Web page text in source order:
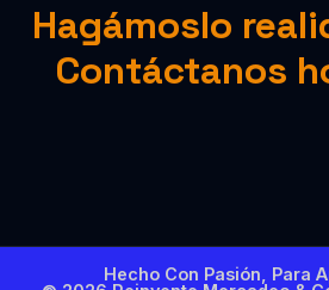
Hagámoslo
Contáctanos
Hecho Con Pasión, Para